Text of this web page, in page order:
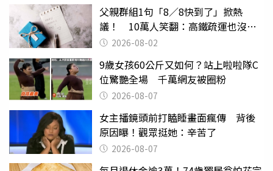
父親群組1句「8／8快到了」掀熱
議！ 10萬人笑翻：高鐵疏運也沒列
父親節
2026-08-02
9歲女孩60公斤又如何？站上啦啦隊C
位驚艷全場 千萬網友被圈粉
2026-08-07
女主播鏡頭前打瞌睡畫面瘋傳 背後
原因曝！觀眾挺她：辛苦了
2026-08-07